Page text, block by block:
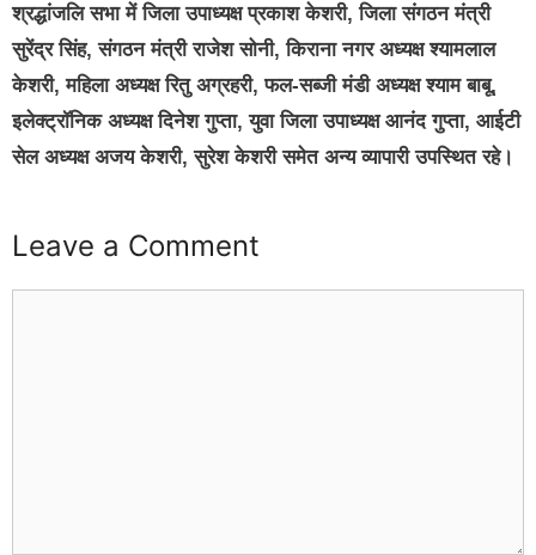
श्रद्धांजलि सभा में जिला उपाध्यक्ष प्रकाश केशरी, जिला संगठन मंत्री
सुरेंद्र सिंह, संगठन मंत्री राजेश सोनी, किराना नगर अध्यक्ष श्यामलाल
केशरी, महिला अध्यक्ष रितु अग्रहरी, फल-सब्जी मंडी अध्यक्ष श्याम बाबू,
इलेक्ट्रॉनिक अध्यक्ष दिनेश गुप्ता, युवा जिला उपाध्यक्ष आनंद गुप्ता, आईटी
सेल अध्यक्ष अजय केशरी, सुरेश केशरी समेत अन्य व्यापारी उपस्थित रहे।
Leave a Comment